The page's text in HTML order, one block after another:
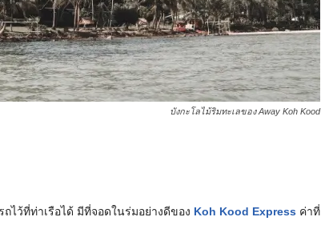
บังกะโลไม้ริมทะเลของ Away Koh Kood
ไว้ที่ท่าเรือได้ มีที่จอดในร่มอย่างดีของ Koh Kood Expressค่าที่